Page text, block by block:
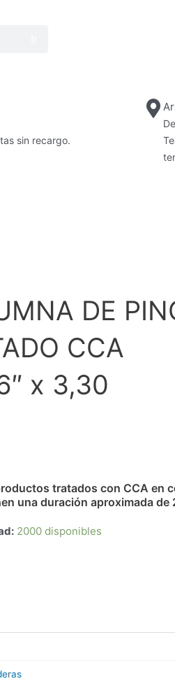
sin recargo.
DE
CCA
x 3,30
tratados con CCA en
una duración aproximada de
2000 disponibles